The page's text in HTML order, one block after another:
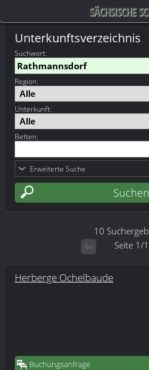
SÄCHSISCHE
Unterkunftsverzeichnis
Suchwort:
Region:
Unterkunft:
Betten:
Erweiterte Suche
10
Seite 1/1
Herberge Ochelbaude
Buchungsanfrage